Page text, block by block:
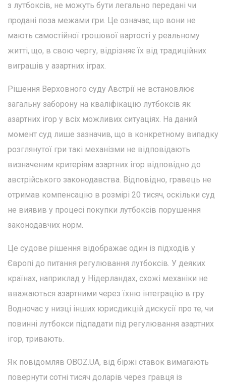
з лутбоксів, не можуть бути легально передані чи
продані поза межами гри. Це означає, що вони не
мають самостійної грошової вартості у реальному
житті, що, в свою чергу, відрізняє їх від традиційних
виграшів у азартних іграх.
Рішення Верховного суду Австрії не встановлює
загальну заборону на кваліфікацію лутбоксів як
азартних ігор у всіх можливих ситуаціях. На даний
момент суд лише зазначив, що в конкретному випадку
розглянутої гри такі механізми не відповідають
визначеним критеріям азартних ігор відповідно до
австрійського законодавства. Відповідно, гравець не
отримав компенсацію в розмірі 20 тисяч, оскільки суд
не виявив у процесі покупки лутбоксів порушення
законодавчих норм.
Це судове рішення відображає один із підходів у
Європі до питання регулювання лутбоксів. У деяких
країнах, наприклад у Нідерландах, схожі механіки не
вважаються азартними через їхню інтеграцію в гру.
Водночас у низці інших юрисдикцій дискусії про те, чи
повинні лутбокси підпадати під регулювання азартних
ігор, тривають.
Як повідомляв OBOZ.UA, від біржі ставок вимагають
повернути сотні тисяч доларів через гравця із